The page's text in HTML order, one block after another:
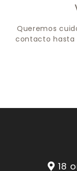
Queremos
contacto hasta
18